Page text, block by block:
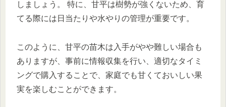
しましょう。 特に、甘平は樹勢が強くないため、育
てる際には日当たりや水やりの管理が重要です。
このように、甘平の苗木は入手がやや難しい場合も
ありますが、事前に情報収集を行い、適切なタイミ
ングで購入することで、家庭でも甘くておいしい果
実を楽しむことができます。